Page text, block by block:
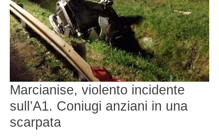
Marcianise, violento incidente
sull’A1. Coniugi anziani in una
scarpata
sull’A1.
Coniugi
anziani
in
una
scarpata